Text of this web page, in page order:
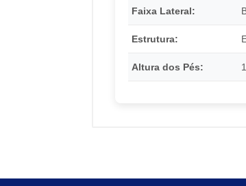
Faixa Lateral:
Estrutura:
Altura dos Pés: